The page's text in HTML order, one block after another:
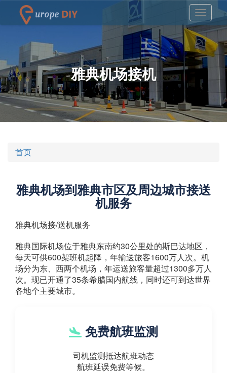
雅典机场接机
首页
雅典机场到雅典市区及周边城市接送
机服务
雅典机场接/送机服务
雅典国际机场位于雅典东南约30公里处的斯巴达地区，
每天可供600架班机起降，年输送旅客1600万人次。机
场分为东、西两个机场，年运送旅客量超过1300多万人
次。现已开通了35条希腊国内航线，同时还可到达世界
各地个主要城市。
免费航班监测
司机监测抵达航班动态
航班延误免费等候。